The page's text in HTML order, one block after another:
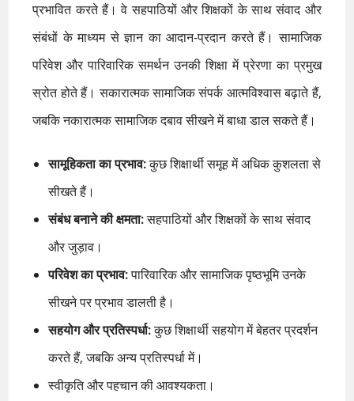
प्रभावित करते हैं। वे सहपाठियों और शिक्षकों के साथ संवाद और
संबंधों के माध्यम से ज्ञान का आदान-प्रदान करते हैं। सामाजिक
परिवेश और पारिवारिक समर्थन उनकी शिक्षा में प्रेरणा का प्रमुख
स्रोत होते हैं। सकारात्मक सामाजिक संपर्क आत्मविश्वास बढ़ाते हैं,
जबकि नकारात्मक सामाजिक दबाव सीखने में बाधा डाल सकते हैं।
सामूहिकता का प्रभाव:कुछ शिक्षार्थी समूह में अधिक कुशलता से
सीखते हैं।
संबंध बनाने की क्षमता:सहपाठियों और शिक्षकों के साथ संवाद
और जुड़ाव।
परिवेश का प्रभाव:पारिवारिक और सामाजिक पृष्ठभूमि उनके
सीखने पर प्रभाव डालती है।
सहयोग और प्रतिस्पर्धा:कुछ शिक्षार्थी सहयोग में बेहतर प्रदर्शन
करते हैं, जबकि अन्य प्रतिस्पर्धा में।
स्वीकृति और पहचान की आवश्यकता।